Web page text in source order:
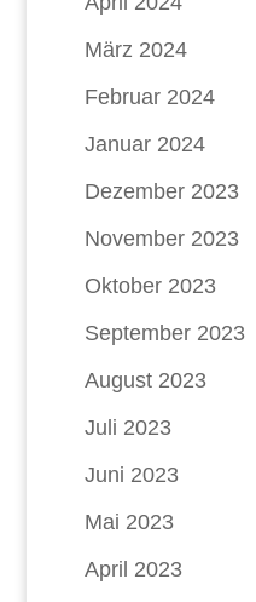
März 2024
Februar 2024
Januar 2024
Dezember 2023
November 2023
Oktober 2023
September 2023
August 2023
Juli 2023
Juni 2023
Mai 2023
April 2023